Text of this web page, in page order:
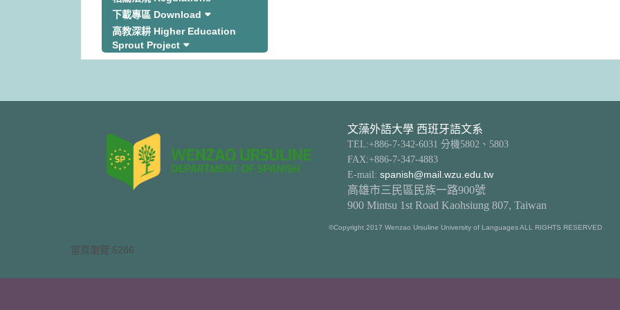
下載專區 Download
高教深耕 Higher Education
Sprout Project
文藻外語大學 西班牙語文系
TEL:+886-7-342-6031 分機5802、5803
FAX:+886-7-347-4883
E-mail: spanish@mail.wzu.edu.tw
高雄市三民區民族一路900號
900 Mintsu 1st Road Kaohsiung 807, Taiwan
©Copyright 2017 Wenzao Ursuline University of Languages ALL RIGHTS RESERVED
當頁瀏覽:5286